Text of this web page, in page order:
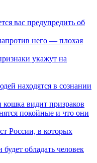
вас предупредить об
него — плохая
укажут на
находятся в сознании
видит призраков
покойные и что они
России, в которых
обладать человек